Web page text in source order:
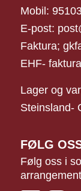
Mobil:
E-post:
Faktura;
EHF- faktura
Lager og
Steinsland-
FØLG
Følg oss i